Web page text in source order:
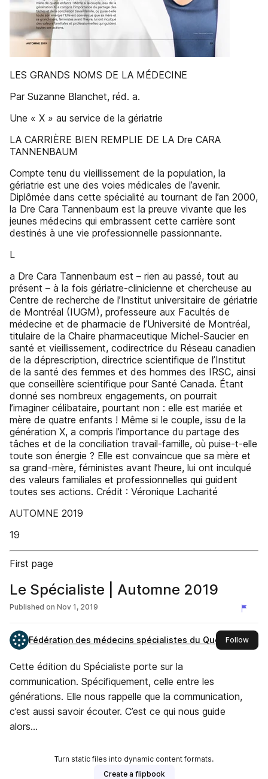
LES GRANDS NOMS DE LA MÉDECINE
Par Suzanne Blanchet, réd. a.
Une « X » au service de la gériatrie
LA CARRIÈRE BIEN REMPLIE DE LA Dre CARA
TANNENBAUM
Compte tenu du vieillissement de la population, la
gériatrie est une des voies médicales de l’avenir.
Diplômée dans cette spécialité au tournant de l’an 2000,
la Dre Cara Tannenbaum est la preuve vivante que les
jeunes médecins qui embrassent cette carrière sont
destinés à une vie professionnelle passionnante.
L
a Dre Cara Tannenbaum est – rien au passé, tout au
présent – à la fois gériatre-clinicienne et chercheuse au
Centre de recherche de l’Institut universitaire de gériatrie
de Montréal (IUGM), professeure aux Facultés de
médecine et de pharmacie de l’Université de Montréal,
titulaire de la Chaire pharmaceutique Michel-Saucier en
santé et vieillissement, codirectrice du Réseau canadien
de la déprescription, directrice scientifique de l’Institut
de la santé des femmes et des hommes des IRSC, ainsi
que conseillère scientifique pour Santé Canada. Étant
donné ses nombreux engagements, on pourrait
l’imaginer célibataire, pourtant non : elle est mariée et
mère de quatre enfants ! Même si le couple, issu de la
génération X, a compris l’importance du partage des
tâches et de la conciliation travail-famille, où puise-t-elle
toute son énergie ? Elle est convaincue que sa mère et
sa grand-mère, féministes avant l’heure, lui ont inculqué
des valeurs familiales et professionnelles qui guident
toutes ses actions. Crédit : Véronique Lacharité
AUTOMNE 2019
19
First page
Le Spécialiste | Automne 2019
Published on Nov 1, 2019
Fédération des médecins spécialistes du QuébecFollowthis
Cette édition du Spécialiste porte sur la
communication. Spécifiquement, celle entre les
générations. Elle nous rappelle que la communication,
c’est aussi savoir écouter. C’est ce qui nous guide
alors...
Turn static files into dynamic content formats.
Create a flipbook